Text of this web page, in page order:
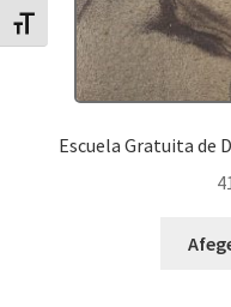
Canvia mida de lletra
Escuela Gratuita de